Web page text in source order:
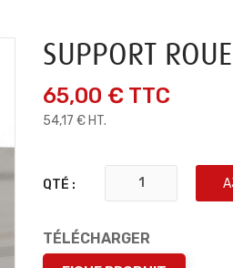
SUPPORT
65,00 € TTC
54,17 € HT.
QTÉ :
TÉLÉCHARGER